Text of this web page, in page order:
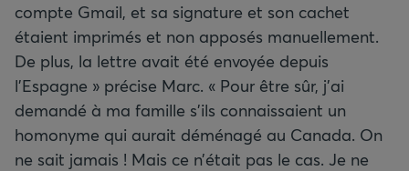
compte Gmail, et sa signature et son cachet
étaient imprimés et non apposés manuellement.
De plus, la lettre avait été envoyée depuis
l’Espagne » précise Marc. « Pour être sûr, j’ai
demandé à ma famille s’ils connaissaient un
homonyme qui aurait déménagé au Canada. On
ne sait jamais ! Mais ce n’était pas le cas. Je ne